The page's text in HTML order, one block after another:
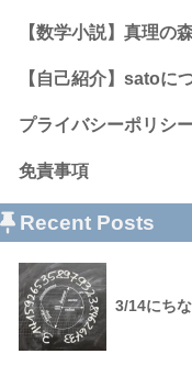
【数学小説】真理の
【自己紹介】satoに
プライバシーポリシ
免責事項
Recent Posts
3/14にち